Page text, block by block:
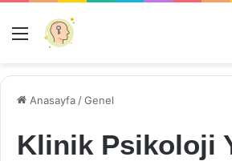
Menü
Anasayfa /Genel
Klinik Psikoloji